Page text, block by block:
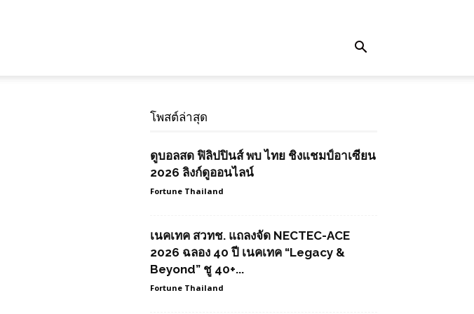
โพสต์ล่าสุด
ดูบอลสด ฟิลิปปินส์ พบ ไทย ชิงแชมป์อาเซียน
2026 ลิงก์ดูออนไลน์
Fortune Thailand
เนคเทค สวทช. แถลงจัด NECTEC-ACE
2026 ฉลอง 40 ปี เนคเทค “Legacy &
Beyond” ชู 40+...
Fortune Thailand